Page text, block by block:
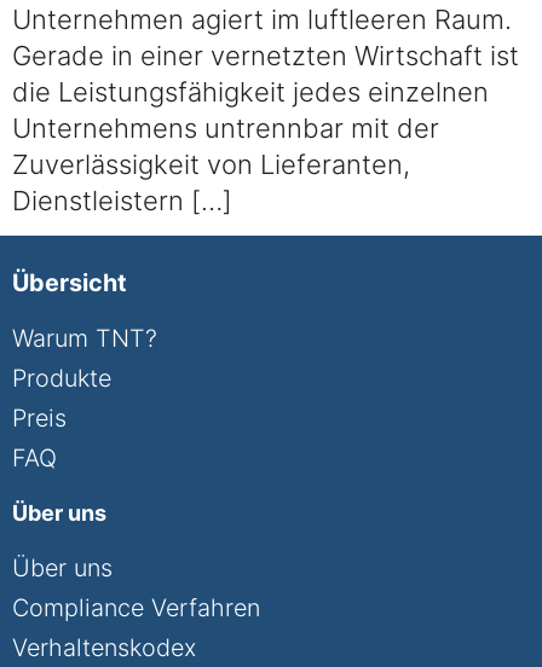
Unternehmen agiert im luftleeren Raum.
Gerade in einer vernetzten Wirtschaft ist
die Leistungsfähigkeit jedes einzelnen
Unternehmens untrennbar mit der
Zuverlässigkeit von Lieferanten,
Dienstleistern […]
Übersicht
Warum TNT?
Produkte
Preis
FAQ
Über uns
Über uns
Compliance Verfahren
Verhaltenskodex